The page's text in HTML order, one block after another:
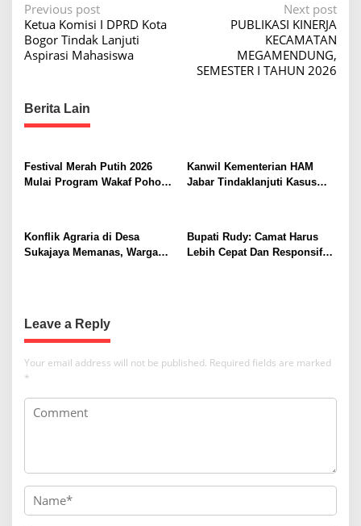
P
o
s
n
a
i
g
t
i
Previous post
Ketua Komisi I DPRD Kota
Bogor Tindak Lanjuti
Aspirasi Mahasiswa
Next post
PUBLIKASI KINERJA
KECAMATAN
MEGAMENDUNG,
SEMESTER I TAHUN 2026
Berita Lain
Festival Merah Putih 2026
Mulai Program Wakaf Pohon
Kanwil Kementerian HAM
Jabar Tindaklanjuti Kasus
Konflik Agraria di Desa
Sukajaya Memanas, Warga
Bupati Rudy: Camat Harus
Lebih Cepat Dan Responsif
Leave a Reply
Your email address will not be published. Required fields are marked
*